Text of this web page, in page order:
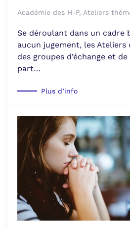
Académie des H-P, Ateliers
Se déroulant dans un cadre
aucun jugement, les Ateliers
des groupes d’échange et
part…
Plus d’info